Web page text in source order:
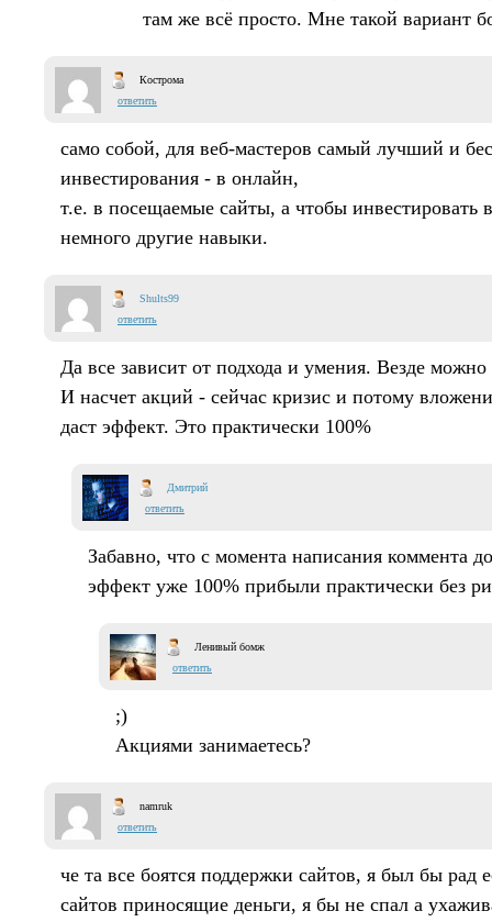
там же всё просто. Мне такой вариант
Кострома
ответить
само собой, для веб-мастеров самый лучший и
инвестирования - в онлайн,
т.е. в посещаемые сайты, а чтобы
немного другие навыки.
Shults99
ответить
Да все зависит от подхода и умения. Везде можно
И насчет акций - сейчас кризис и потому
даст эффект. Это практически 100%
Дмитрий
ответить
Забавно, что с момента написания коммента
эффект уже 100% прибыли практически без
Ленивый бомж
ответить
;)
Акциями занимаетесь?
namruk
ответить
че та все боятся поддержки сайтов, я был бы рад
сайтов приносящие деньги, я бы не спал а